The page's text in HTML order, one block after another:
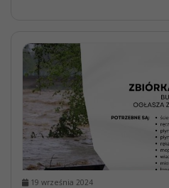
19 września 2024